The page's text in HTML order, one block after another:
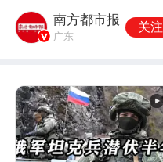
南方都市报
广东
关注